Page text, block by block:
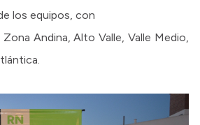
los equipos, con
Andina, Alto Valle, Valle Medio,